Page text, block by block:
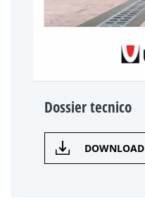
Dossier tecnico
DOWNLOAD